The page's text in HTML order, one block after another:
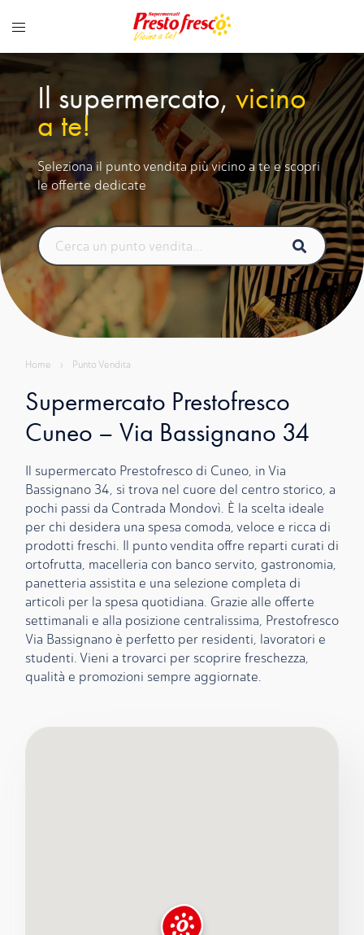
Home › Punto Vendita
Il supermercato, vicino
a te!
Seleziona il punto vendita più vicino a te e scopri
le offerte dedicate
Supermercato Prestofresco
Cuneo – Via Bassignano 34
Il supermercato Prestofresco di Cuneo, in Via
Bassignano 34, si trova nel cuore del centro storico, a
pochi passi da Contrada Mondovì. È la scelta ideale
per chi desidera una spesa comoda, veloce e ricca di
prodotti freschi. Il punto vendita offre reparti curati di
ortofrutta, macelleria con banco servito, gastronomia,
panetteria assistita e una selezione completa di
articoli per la spesa quotidiana. Grazie alle offerte
settimanali e alla posizione centralissima, Prestofresco
Via Bassignano è perfetto per residenti, lavoratori e
studenti. Vieni a trovarci per scoprire freschezza,
qualità e promozioni sempre aggiornate.